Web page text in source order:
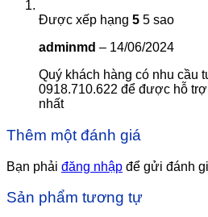
Được xếp hạng 5 5 sao
adminmd – 14/06/2024
Quý khách hàng có nhu cầu
0918.710.622 để được hỗ
nhất
Thêm một đánh giá
Bạn phải đăng nhập để gửi đánh
Sản phẩm tương tự